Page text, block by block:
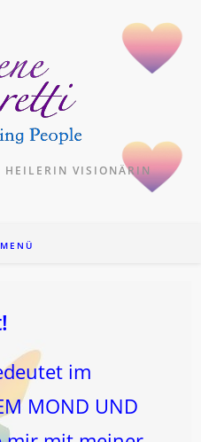
HEILERIN VISIONÄRIN
MENÜ
im
MOND UND